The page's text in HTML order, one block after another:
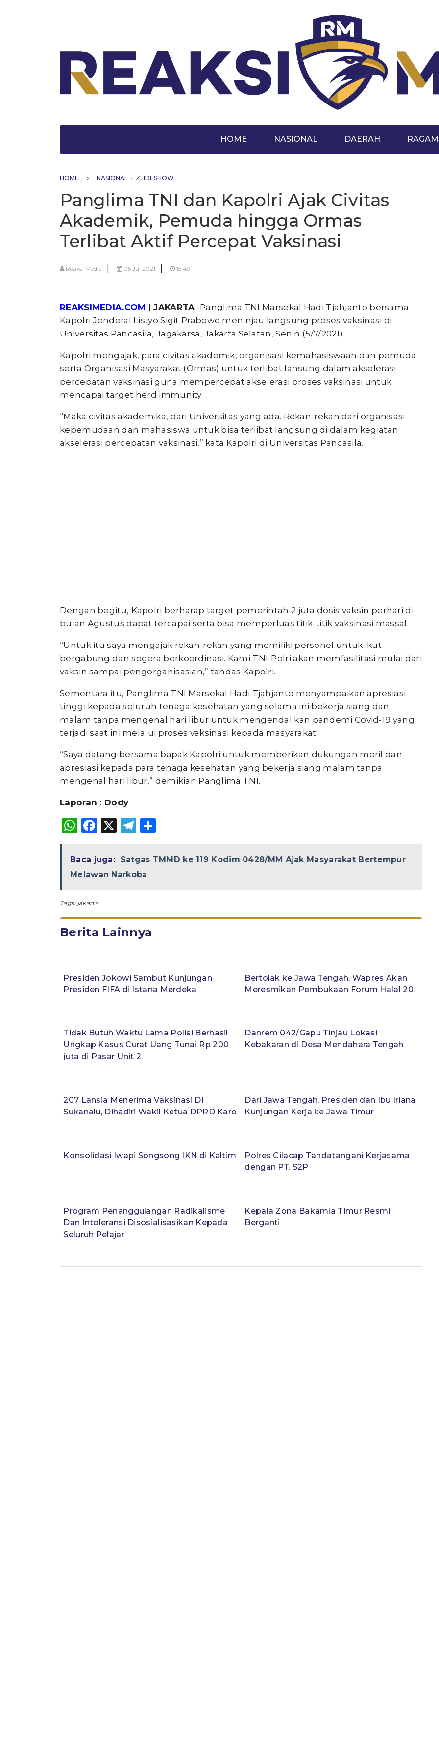
HOME NASIONAL DAERAH RAGAM
HOME NASIONAL • ZLIDESHOW
Panglima TNI dan Kapolri Ajak Civitas
Akademik, Pemuda hingga Ormas
Terlibat Aktif Percepat Vaksinasi
Reaksi Media 05 Jul 2021 15:49
REAKSIMEDIA.COM | JAKARTA -Panglima TNI Marsekal Hadi Tjahjanto bersama
Kapolri Jenderal Listyo Sigit Prabowo meninjau langsung proses vaksinasi di
Universitas Pancasila, Jagakarsa, Jakarta Selatan, Senin (5/7/2021).
Kapolri mengajak, para civitas akademik, organisasi kemahasiswaan dan pemuda
serta Organisasi Masyarakat (Ormas) untuk terlibat lansung dalam akselerasi
percepatan vaksinasi guna mempercepat akselerasi proses vaksinasi untuk
mencapai target herd immunity.
“Maka civitas akademika, dari Universitas yang ada. Rekan-rekan dari organisasi
kepemudaan dan mahasiswa untuk bisa terlibat langsung di dalam kegiatan
akselerasi percepatan vaksinasi,” kata Kapolri di Universitas Pancasila.
Dengan begitu, Kapolri berharap target pemerintah 2 juta dosis vaksin perhari di
bulan Agustus dapat tercapai serta bisa memperluas titik-titik vaksinasi massal.
“Untuk itu saya mengajak rekan-rekan yang memiliki personel untuk ikut
bergabung dan segera berkoordinasi. Kami TNI-Polri akan memfasilitasi mulai dari
vaksin sampai pengorganisasian,” tandas Kapolri.
Sementara itu, Panglima TNI Marsekal Hadi Tjahjanto menyampaikan apresiasi
tinggi kepada seluruh tenaga kesehatan yang selama ini bekerja siang dan
malam tanpa mengenal hari libur untuk mengendalikan pandemi Covid-19 yang
terjadi saat ini melalui proses vaksinasi kepada masyarakat.
“Saya datang bersama bapak Kapolri untuk memberikan dukungan moril dan
apresiasi kepada para tenaga kesehatan yang bekerja siang malam tanpa
mengenal hari libur,” demikian Panglima TNI.
Laporan : Dody
WhatsApp
Facebook
X Telegram
Baca juga:
Satgas TMMD ke 119 Kodim 0428/MM Ajak Masyarakat Bertempur
Melawan Narkoba
Tags: jakarta
Berita Lainnya
Presiden Jokowi Sambut Kunjungan
Presiden FIFA di Istana Merdeka
Bertolak ke Jawa Tengah, Wapres Akan
Meresmikan Pembukaan Forum Halal 20
Tidak Butuh Waktu Lama Polisi Berhasil
Ungkap Kasus Curat Uang Tunai Rp 200
juta di Pasar Unit 2
Danrem 042/Gapu Tinjau Lokasi
Kebakaran di Desa Mendahara Tengah
207 Lansia Menerima Vaksinasi Di
Sukanalu, Dihadiri Wakil Ketua DPRD Karo
Dari Jawa Tengah, Presiden dan Ibu Iriana
Kunjungan Kerja ke Jawa Timur
Konsolidasi Iwapi Songsong IKN di Kaltim
Polres Cilacap Tandatangani Kerjasama
dengan PT. S2P
Program Penanggulangan Radikalisme
Dan Intoleransi Disosialisasikan Kepada
Seluruh Pelajar
Kepala Zona Bakamla Timur Resmi
Berganti